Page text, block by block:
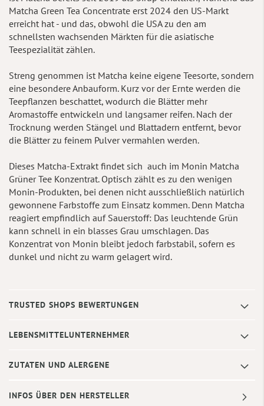
Matcha Green Tea Concentrate erst 2024 den US-Markt
erreicht hat - und das, obwohl die USA zu den am
schnellsten wachsenden Märkten für die asiatische
Teespezialität zählen.
Streng genommen ist Matcha keine eigene Teesorte, sondern
eine besondere Anbauform. Kurz vor der Ernte werden die
Teepflanzen beschattet, wodurch die Blätter mehr
Aromastoffe entwickeln und langsamer reifen. Nach der
Trocknung werden Stängel und Blattadern entfernt, bevor
die Blätter zu feinem Pulver vermahlen werden.
Dieses Matcha-Extrakt findet sich auch im Monin Matcha
Grüner Tee Konzentrat. Optisch zählt es zu den wenigen
Monin-Produkten, bei denen nicht ausschließlich natürlich
gewonnene Farbstoffe zum Einsatz kommen. Denn Matcha
reagiert empfindlich auf Sauerstoff: Das leuchtende Grün
kann schnell in ein blasses Grau umschlagen. Das
Konzentrat von Monin bleibt jedoch farbstabil, sofern es
dunkel und nicht zu warm gelagert wird.
TRUSTED SHOPS BEWERTUNGEN
LEBENSMITTELUNTERNEHMER
ZUTATEN UND ALERGENE
INFOS ÜBER DEN HERSTELLER